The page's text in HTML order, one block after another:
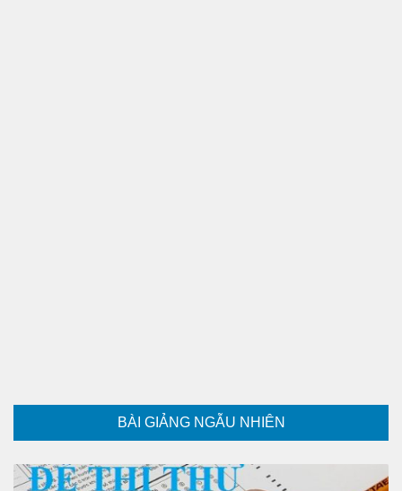
BÀI GIẢNG NGẪU NHIÊN